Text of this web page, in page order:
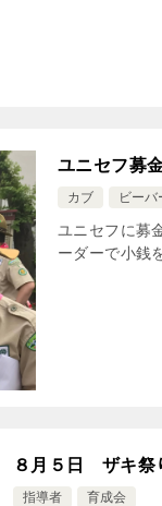
ユニセフ募
カブ ビーバ
ユニセフに募
ーダーで小銭
８月５日 ザキ祭
指導者 育成会